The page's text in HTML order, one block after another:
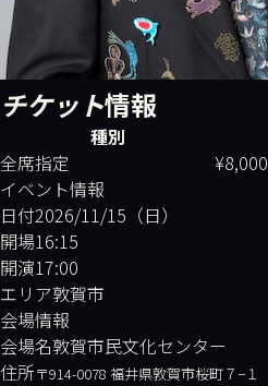
チケット情報
種別
全席指定
¥8,000
イベント情報
日付2026/11/15（日）
開場16:15
開演17:00
エリア敦賀市
会場情報
会場名敦賀市民文化センター
住所〒914-0078 福井県敦賀市桜町７−１